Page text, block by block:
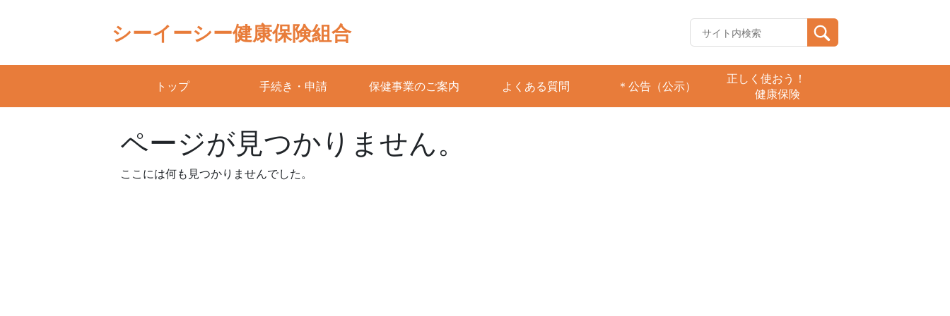
シーイーシー健康保険組合
トップ 手続き・申請 保健事業のご案内 よくある質問 ＊公告（公示）
正しく使おう！
健康保険
ページが見つかりません。
ここには何も見つかりませんでした。